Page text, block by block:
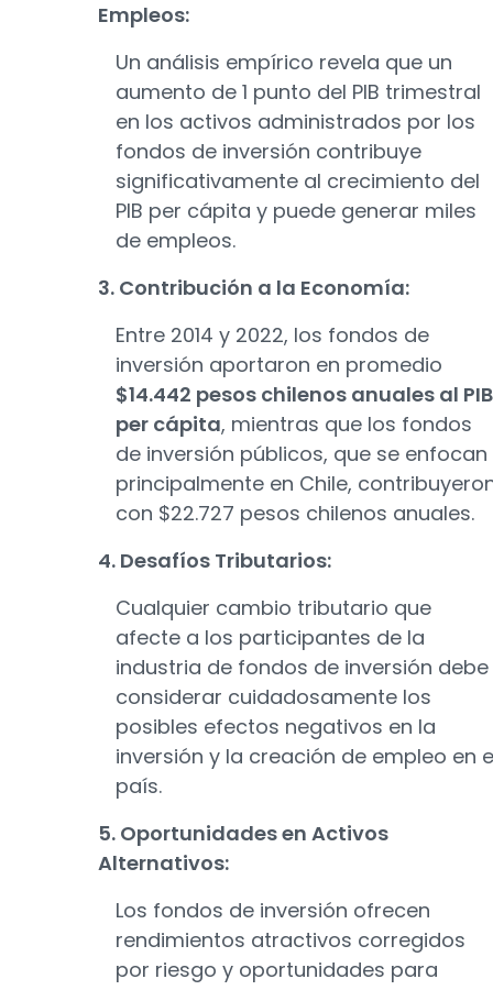
Empleos:
Un análisis empírico revela que un
aumento de 1 punto del PIB trimestral
en los activos administrados por los
fondos de inversión contribuye
significativamente al crecimiento del
PIB per cápita y puede generar miles
de empleos.
3. Contribución a la Economía:
Entre 2014 y 2022, los fondos de
inversión aportaron en promedio
$14.442 pesos chilenos anuales al PIB
per cápita, mientras que los fondos
de inversión públicos, que se enfocan
principalmente en Chile,
con $22.727 pesos chilenos anuales.
4. Desafíos Tributarios:
Cualquier cambio tributario que
afecte a los participantes de la
industria de fondos de inversión debe
considerar cuidadosamente los
posibles efectos negativos en la
inversión y la creación de empleo en
país.
5. Oportunidades en Activos
Alternativos:
Los fondos de inversión ofrecen
rendimientos atractivos corregidos
por riesgo y oportunidades para